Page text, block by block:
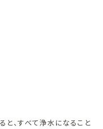
、すべて浄水になること